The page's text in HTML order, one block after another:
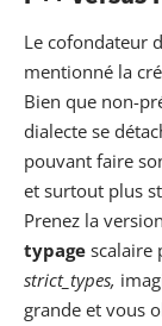
Le cofondateur
mentionné la
Bien que non-
dialecte se
pouvant faire
et surtout plus
Prenez la
typage scalaire
strict_types,
grande et vous